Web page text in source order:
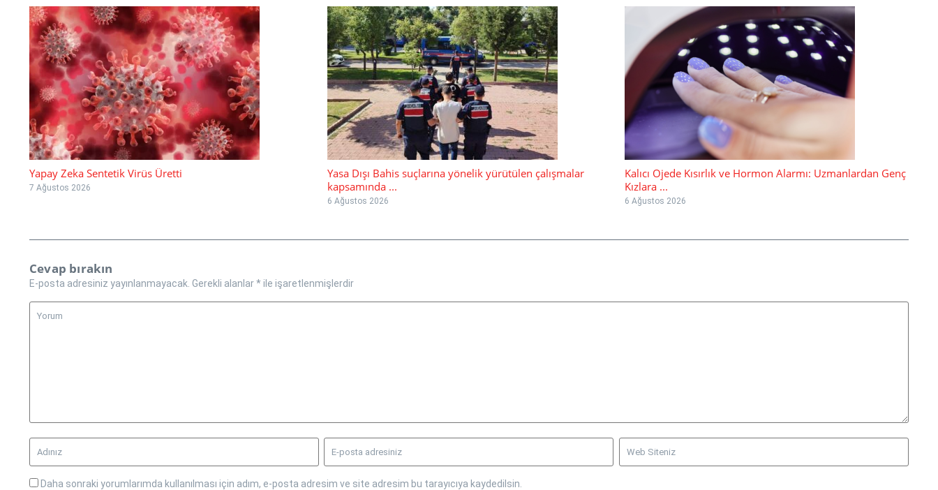
Yapay Zeka Sentetik Virüs Üretti
7 Ağustos 2026
Yasa Dışı Bahis suçlarına yönelik yürütülen çalışmalar
kapsamında ...
6 Ağustos 2026
Kalıcı Ojede Kısırlık ve Hormon Alarmı: Uzmanlardan Genç
Kızlara ...
6 Ağustos 2026
Cevap bırakın
E-posta adresiniz yayınlanmayacak. Gerekli alanlar*ile işaretlenmişlerdir
Daha sonraki yorumlarımda kullanılması için adım, e-posta adresim ve site adresim bu tarayıcıya kaydedilsin.